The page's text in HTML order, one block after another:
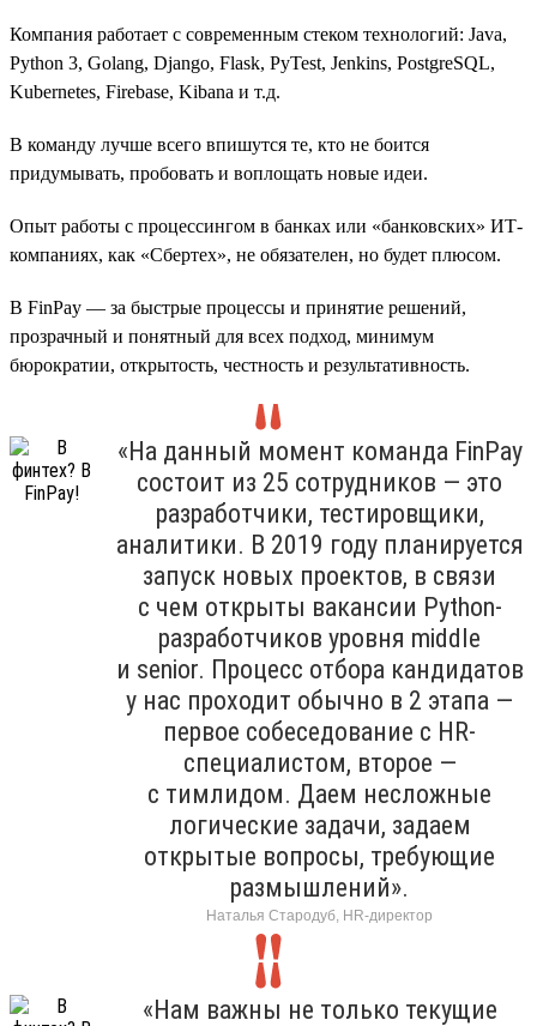
Компания работает с современным стеком технологий: Java,
Python 3, Golang, Django, Flask, PyTest, Jenkins, PostgreSQL,
Kubernetes, Firebase, Kibana и т.д.
В команду лучше всего впишутся те, кто не боится
придумывать, пробовать и воплощать новые идеи.
Опыт работы с процессингом в банках или «банковских» ИТ-
компаниях, как «Сбертех», не обязателен, но будет плюсом.
В FinPay — за быстрые процессы и принятие решений,
прозрачный и понятный для всех подход, минимум
бюрократии, открытость, честность и результативность.
«На данный момент команда FinPay
состоит из 25 сотрудников — это
разработчики, тестировщики,
аналитики. В 2019 году планируется
запуск новых проектов, в связи
с чем открыты вакансии Python-
разработчиков уровня middle
и senior. Процесс отбора кандидатов
у нас проходит обычно в 2 этапа —
первое собеседование с HR-
специалистом, второе —
с тимлидом. Даем несложные
логические задачи, задаем
открытые вопросы, требующие
размышлений».
Наталья Стародуб, HR-директор
«Нам важны не только текущие